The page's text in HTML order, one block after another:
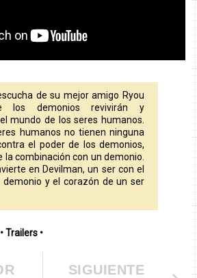
de su mejor amigo Ryou
los demonios revivirán y
mundo de los seres humanos.
humanos no tienen ninguna
el poder de los demonios,
la combinación con un demonio.
en Devilman, un ser con el
demonio y el corazón de un ser
•Trailers •
SIGUIENTE